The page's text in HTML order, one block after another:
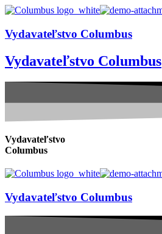
Vydavateľstvo Columbus
Vydavateľstvo Columbus
Vydavateľstvo
Columbus
Vydavateľstvo Columbus